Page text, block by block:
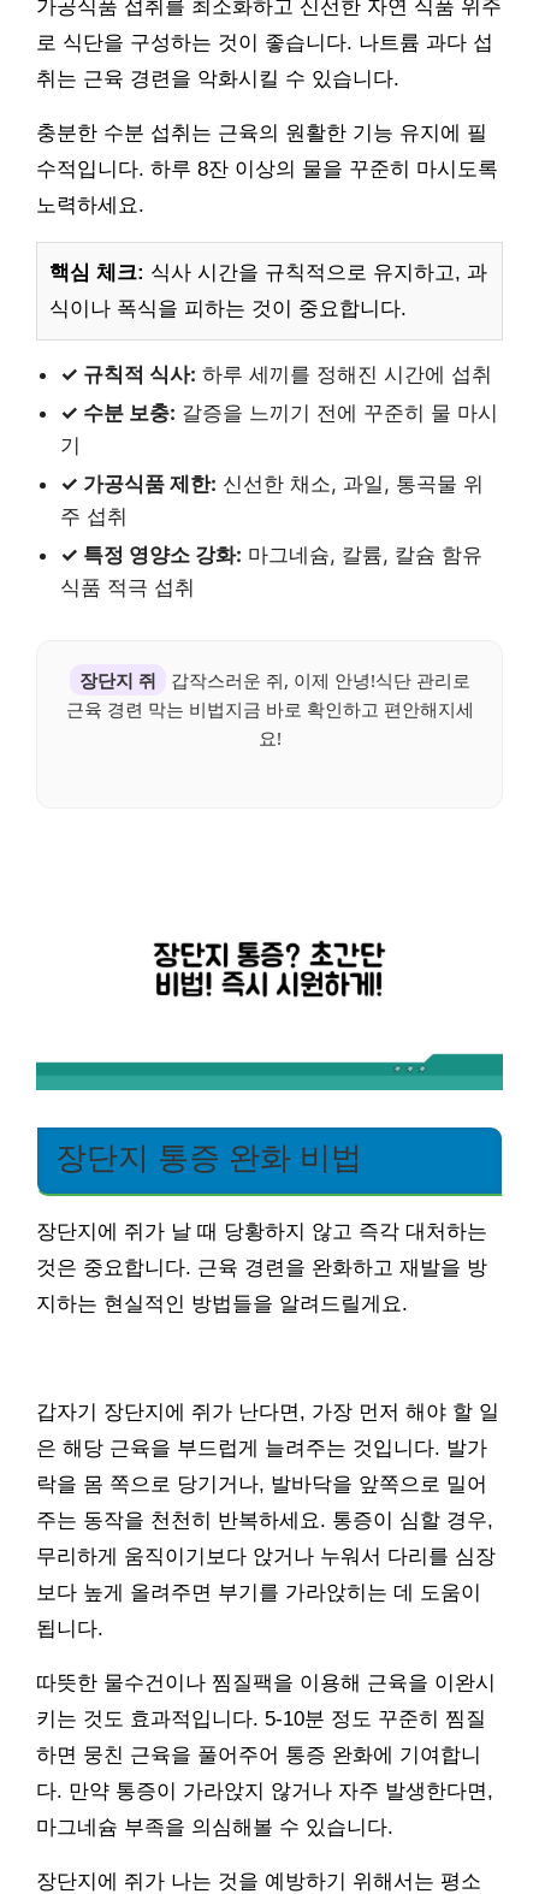
가공식품 섭취를 최소화하고 신선한 자연 식품 위주
로 식단을 구성하는 것이 좋습니다. 나트륨 과다 섭
취는 근육 경련을 악화시킬 수 있습니다.
충분한 수분 섭취는 근육의 원활한 기능 유지에 필
수적입니다. 하루 8잔 이상의 물을 꾸준히 마시도록
노력하세요.
핵심 체크: 식사 시간을 규칙적으로 유지하고, 과
식이나 폭식을 피하는 것이 중요합니다.
✓ 규칙적 식사: 하루 세끼를 정해진 시간에 섭취
✓ 수분 보충: 갈증을 느끼기 전에 꾸준히 물 마시
기
✓ 가공식품 제한: 신선한 채소, 과일, 통곡물 위
주 섭취
✓ 특정 영양소 강화: 마그네슘, 칼륨, 칼슘 함유
식품 적극 섭취
장단지 쥐
갑작스러운 쥐, 이제 안녕!식단 관리로
근육 경련 막는 비법지금 바로 확인하고 편안해지세
요!
장단지 통증 완화 비법
장단지에 쥐가 날 때 당황하지 않고 즉각 대처하는
것은 중요합니다. 근육 경련을 완화하고 재발을 방
지하는 현실적인 방법들을 알려드릴게요.
갑자기 장단지에 쥐가 난다면, 가장 먼저 해야 할 일
은 해당 근육을 부드럽게 늘려주는 것입니다. 발가
락을 몸 쪽으로 당기거나, 발바닥을 앞쪽으로 밀어
주는 동작을 천천히 반복하세요. 통증이 심할 경우,
무리하게 움직이기보다 앉거나 누워서 다리를 심장
보다 높게 올려주면 부기를 가라앉히는 데 도움이
됩니다.
따뜻한 물수건이나 찜질팩을 이용해 근육을 이완시
키는 것도 효과적입니다. 5-10분 정도 꾸준히 찜질
하면 뭉친 근육을 풀어주어 통증 완화에 기여합니
다. 만약 통증이 가라앉지 않거나 자주 발생한다면,
마그네슘 부족을 의심해볼 수 있습니다.
장단지에 쥐가 나는 것을 예방하기 위해서는 평소